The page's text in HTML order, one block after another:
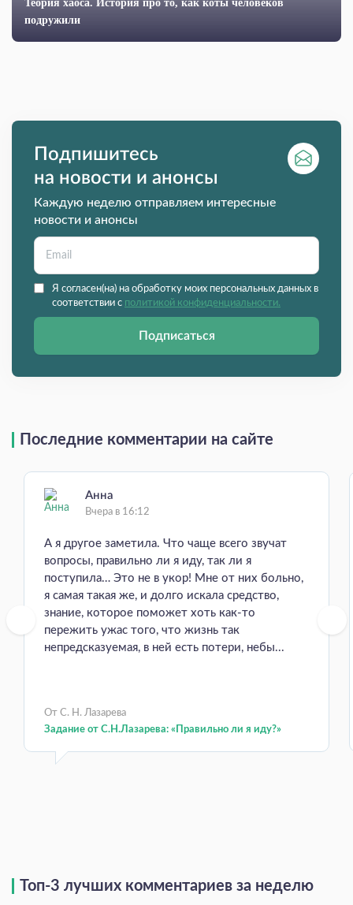
Теория хаоса. История про то, как коты человеков
подружили
Подпишитесь
на новости и анонсы
Каждую неделю отправляем интересные
новости и анонсы
Я согласен(на) на обработку моих персональных данных в
соответствии с политикой конфиденциальности.
Подписаться
Последние комментарии на сайте
Анна
Вчера в 16:12
А я другое заметила. Что чаще всего звучат
вопросы, правильно ли я иду, так ли я
поступила… Это не в укор! Мне от них больно,
я самая такая же, и долго искала средство,
знание, которое поможет хоть как-то
пережить ужас того, что жизнь так
непредсказуемая, в ней есть потери, небы...
От С. Н. Лазарева
Задание от С.Н.Лазарева: «Правильно ли я иду?»
Топ-3 лучших комментариев за неделю